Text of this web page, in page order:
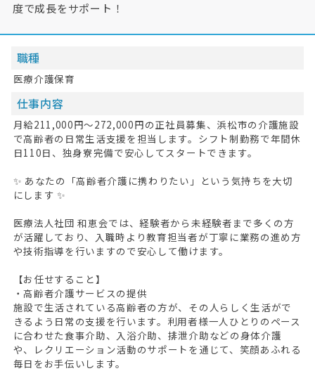
度で成長をサポート！
職種
医療介護保育
仕事内容
月給211,000円〜272,000円の正社員募集、浜松市の介護施設
で高齢者の日常生活支援を担当します。シフト制勤務で年間休
日110日、独身寮完備で安心してスタートできます。
✨ あなたの「高齢者介護に携わりたい」という気持ちを大切
にします ✨
医療法人社団 和恵会では、経験者から未経験者まで多くの方
が活躍しており、入職時より教育担当者が丁寧に業務の進め方
や技術指導を行いますので安心して働けます。
【お任せすること】
・高齢者介護サービスの提供
施設で生活されている高齢者の方が、その人らしく生活がで
きるよう日常の支援を行います。利用者様一人ひとりのペース
に合わせた食事介助、入浴介助、排泄介助などの身体介護
や、レクリエーション活動のサポートを通じて、笑顔あふれる
毎日をお手伝いします。